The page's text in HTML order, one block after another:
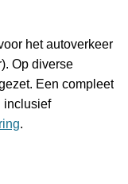
het autoverkeer
Op diverse
Een compleet
inclusief
.